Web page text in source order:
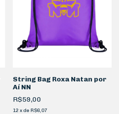
String Bag Roxa Natan por
Aí NN
R$59,00
12 x de R$6,07